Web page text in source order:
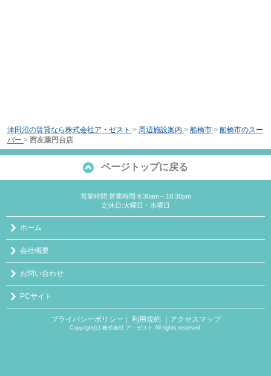
津田沼の賃貸なら株式会社ア・ゼスト > 周辺施設案内 > 船橋市 > 船橋市のスー
パー > 西友薬円台店
ページトップに戻る
営業時間:営業時間 9:30am～18:30pm
定休日:火曜日・水曜日
ホーム
会社概要
お問い合わせ
PCサイト
プライバシーポリシー ｜ 利用規約 ｜アクセスマップ
Copyright(c) 株式会社 ア・ゼスト All rights reserved.